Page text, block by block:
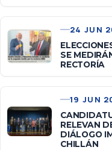
24 JUN
SE
RECTORÍA
19 JUN
RELEVAN
DIÁLOGO
CHILLÁN